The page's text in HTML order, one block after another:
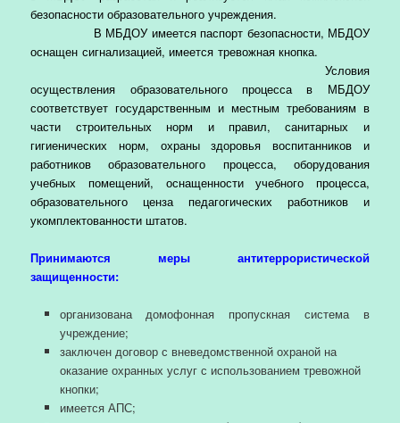
безопасности образовательного учреждения.
В МБДОУ имеется паспорт безопасности, МБДОУ
оснащен сигнализацией, имеется тревожная кнопка.
Условия
осуществления образовательного процесса в МБДОУ
соответствует государственным и местным требованиям в
части строительных норм и правил, санитарных и
гигиенических норм, охраны здоровья воспитанников и
работников образовательного процесса, оборудования
учебных помещений, оснащенности учебного процесса,
образовательного ценза педагогических работников и
укомплектованности штатов.
Принимаются меры антитеррористической
защищенности:
организована домофонная пропускная система в
учреждение;
заключен договор с вневедомственной охраной на
оказание охранных услуг с использованием тревожной
кнопки;
имеется АПС;